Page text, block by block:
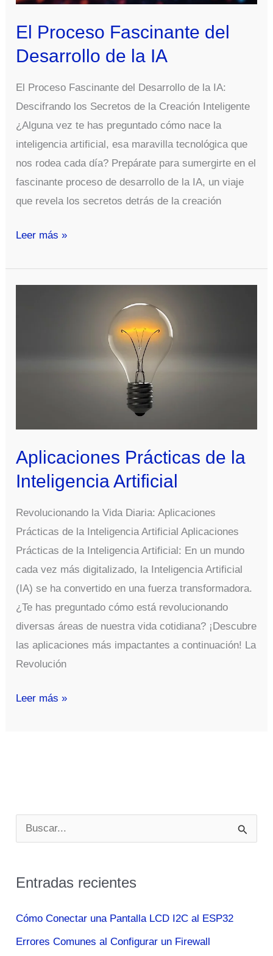
El Proceso Fascinante del
Desarrollo de la IA
El Proceso Fascinante del Desarrollo de la IA:
Descifrando los Secretos de la Creación Inteligente
¿Alguna vez te has preguntado cómo nace la
inteligencia artificial, esa maravilla tecnológica que
nos rodea cada día? Prepárate para sumergirte en el
fascinante proceso de desarrollo de la IA, un viaje
que revela los secretos detrás de la creación
El
Fascinante
Leer más »
Aplicaciones Prácticas de la
Inteligencia Artificial
Revolucionando la Vida Diaria: Aplicaciones
Prácticas de la Inteligencia Artificial Aplicaciones
Prácticas de la Inteligencia Artificial: En un mundo
cada vez más digitalizado, la Inteligencia Artificial
(IA) se ha convertido en una fuerza transformadora.
¿Te has preguntado cómo está revolucionando
diversas áreas de nuestra vida cotidiana? ¡Descubre
las aplicaciones más impactantes a continuación! La
Revolución
Aplicaciones
Leer más »
u
c
p
Entradas recientes
Cómo Conectar una Pantalla LCD I2C al ESP32
Errores Comunes al Configurar un Firewall